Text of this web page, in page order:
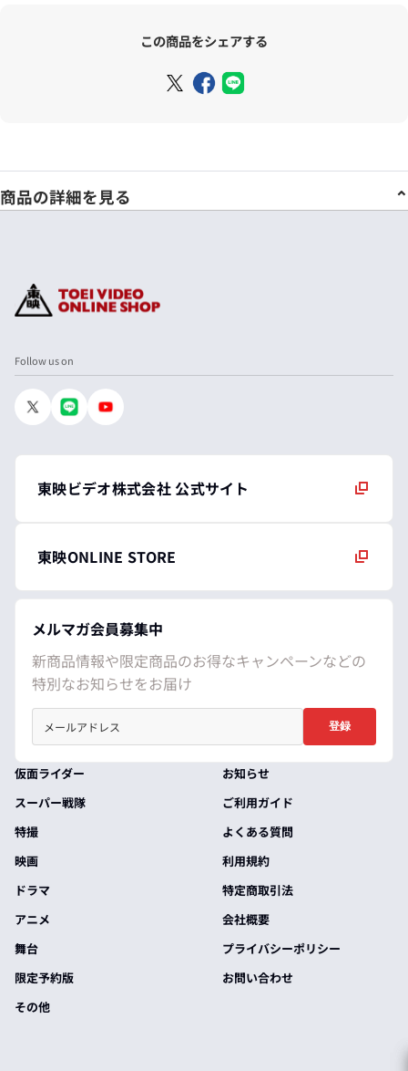
この商品をシェアする
商品の詳細を見る
Follow us on
東映ビデオ株式会社 公式サイト
東映ONLINE STORE
メルマガ会員募集中
新商品情報や限定商品のお得なキャンペーンなどの
特別なお知らせをお届け
登録
仮面ライダー
スーパー戦隊
特撮
映画
ドラマ
アニメ
舞台
限定予約版
その他
お知らせ
ご利用ガイド
よくある質問
利用規約
特定商取引法
会社概要
プライバシーポリシー
お問い合わせ